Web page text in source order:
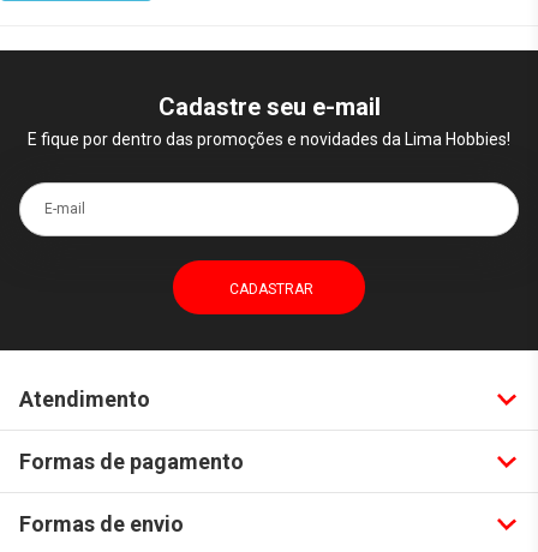
Cadastre seu e-mail
E fique por dentro das promoções e novidades da Lima Hobbies!
E-mail
Atendimento
Formas de pagamento
Formas de envio